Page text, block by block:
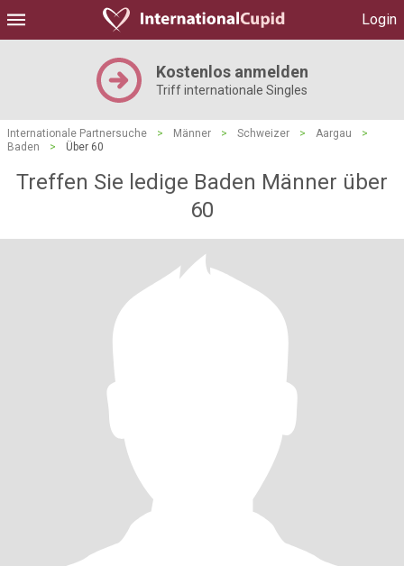
Login
Kostenlos anmelden
Triff internationale Singles
Internationale Partnersuche > Männer > Schweizer > Aargau
>
Baden
> Über 60
Treffen Sie ledige Baden Männer über
60